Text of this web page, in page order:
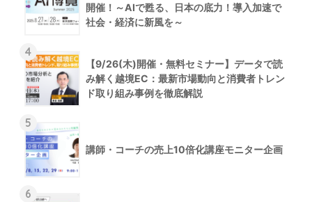
開催！～AIで甦る、日本の底力！導入加速で
社会・経済に新風を～
4
【9/26(木)開催・無料セミナー】データで読
み解く越境EC：最新市場動向と消費者トレン
ド取り組み事例を徹底解説
5
講師・コーチの売上10倍化講座モニター企画
6